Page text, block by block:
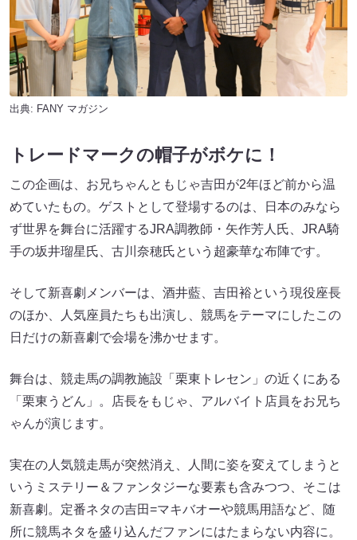
出典: FANY マガジン
トレードマークの帽子がボケに！
この企画は、お兄ちゃんともじゃ吉田が2年ほど前から温
めていたもの。ゲストとして登場するのは、日本のみなら
ず世界を舞台に活躍するJRA調教師・矢作芳人氏、JRA騎
手の坂井瑠星氏、古川奈穂氏という超豪華な布陣です。
そして新喜劇メンバーは、酒井藍、吉田裕という現役座長
のほか、人気座員たちも出演し、競馬をテーマにしたこの
日だけの新喜劇で会場を沸かせます。
舞台は、競走馬の調教施設「栗東トレセン」の近くにある
「栗東うどん」。店長をもじゃ、アルバイト店員をお兄ち
ゃんが演じます。
実在の人気競走馬が突然消え、人間に姿を変えてしまうと
いうミステリー＆ファンタジーな要素も含みつつ、そこは
新喜劇。定番ネタの吉田=マキバオーや競馬用語など、随
所に競馬ネタを盛り込んだファンにはたまらない内容に。